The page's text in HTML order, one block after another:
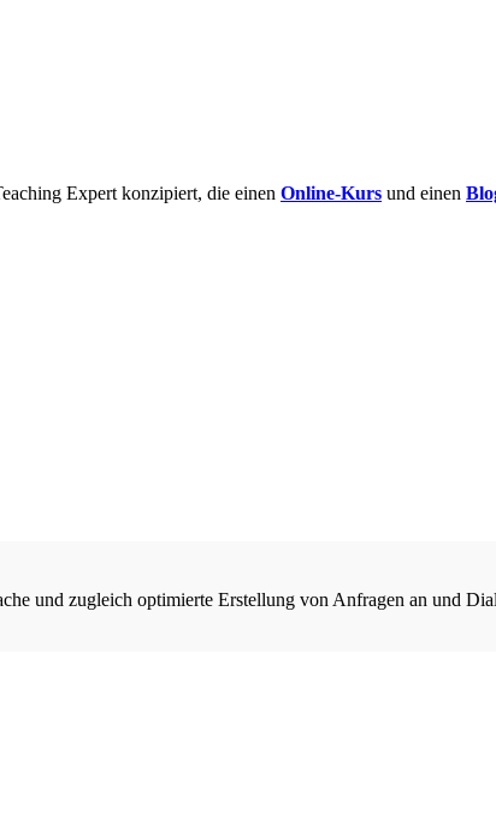
Expert konzipiert, die einen Online-Kurs und einen
und zugleich optimierte Erstellung von Anfragen an und